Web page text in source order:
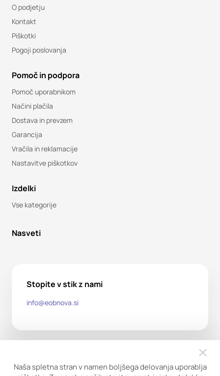
O podjetju
Kontakt
Piškotki
Pogoji poslovanja
Pomoč in podpora
Pomoč uporabnikom
Načini plačila
Dostava in prevzem
Garancija
Vračila in reklamacije
Nastavitve piškotkov
Izdelki
Vse kategorije
Nasveti
Stopite v stik z nami
info@eobnova.si
Naša spletna stran v namen boljšega delovanja uporablja